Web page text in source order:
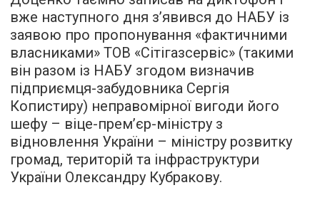
вже наступного дня з’явився до НАБУ із
заявою про пропонування «фактичними
власниками» ТОВ «Сітігазсервіс» (такими
він разом із НАБУ згодом визначив
підприємця-забудовника Сергія
Копистиру) неправомірної вигоди його
шефу – віце-прем’єр-міністру з
відновлення України – міністру розвитку
громад, територій та інфраструктури
України Олександру Кубракову.